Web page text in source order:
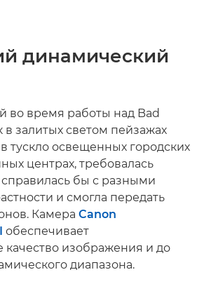
динамический
во время работы над Bad
в залитых светом пейзажах
тускло освещенных городских
центрах, требовалась
справилась бы с разными
и смогла передать
Камера Canon
обеспечивает
качество изображения и до
диапазона.